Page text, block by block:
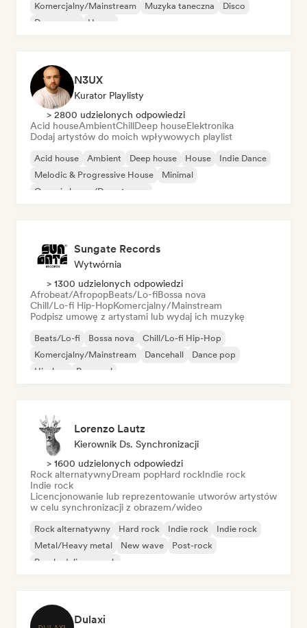
Komercjalny/Mainstream
Muzyka taneczna
Disco
Dream pop
House
N3UX
Kurator Playlisty
> 2800 udzielonych odpowiedzi
Acid houseAmbientChillDeep houseElektronika
Dodaj artystów do moich wpływowych playlist
Acid house Ambient Deep house House
Indie Dance
Melodic & Progressive House
Minimal
Organic house/Downtempo
Sungate Records
Wytwórnia
> 1300 udzielonych odpowiedzi
Afrobeat/AfropopBeats/Lo-fiBossa nova
Chill/Lo-fi Hip-HopKomercjalny/Mainstream
Podpisz umowę z artystami lub wydaj ich muzykę
Beats/Lo-fi Bossa nova
Chill/Lo-fi Hip-Hop
Komercjalny/Mainstream
Dancehall
Dance pop
Hip-hop
Pop-soul
Lorenzo Lautz
Kierownik Ds. Synchronizacji
> 1600 udzielonych odpowiedzi
Rock alternatywnyDream popHard rockIndie rock
Indie rock
Licencjonowanie lub reprezentowanie utworów artystów
w celu synchronizacji z obrazem/wideo
Rock alternatywny Hard rock Indie rock
Indie rock
Metal/Heavy metal
New wave
Post-rock
Psychedeliczny rock
Dulaxi